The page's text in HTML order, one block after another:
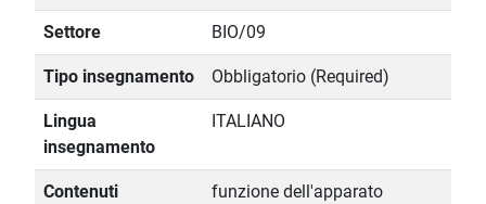
Settore BIO/09
Tipo insegnamento Obbligatorio (Required)
Lingua
insegnamento
ITALIANO
Contenuti
funzione dell'apparato